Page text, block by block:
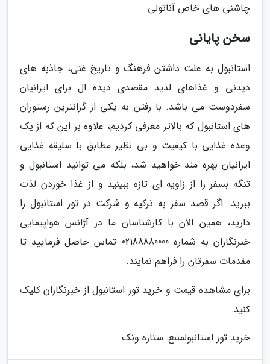
چاشنی های خاص آناتولی
سخن پایانی
استانبول به علت داشتن فرهنگ و تاریخ غنی، جاذبه های
دیدنی و غذاهای لذیذ مقصدی دیده ال برای ایرانیان
سفردوست می باشد. با رفتن به یکی از گرانترین رستوران
های استانبول که بالاتر معرفی کردیم، علاوه بر این که از یک
وعده غذایی با کیفیت و بی نظیر مطابق با سلیقه غذایی
ایرانیان بهره مند خواهید شد، بلکه می توانید استانبول و
تنگه بسفر را از زاویه ای تازه ببینید و از غذا خوردن لذت
ببرید. اگر قصد سفر به ترکیه و شرکت در تور استانبول را
دارید، همین الان با کارشناسان ما در آژانس هواپیمایی
خبرنگاران به شماره 02188880000 تماس حاصل فرمایید تا
مقدمات سفرتان را فراهم نمایند.
برای مشاهده قیمت و خرید تور استانبول از خبرنگاران کلیک
کنید.
خرید تور استانبولمنبع: ستاره ونک